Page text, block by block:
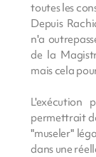
toutes les
Depuis
n'a
de la
mais cela
L'exécution
permettrait
"museler"
dans une